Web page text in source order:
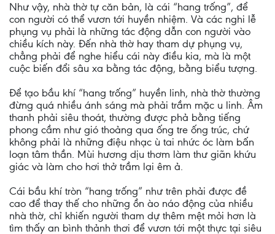
Như vậy, nhà thờ tự căn bản, là cái “hang trống”, để
con người có thể vươn tới huyền nhiệm. Và các nghi lễ
phụng vụ phải là những tác động dẫn con người vào
chiều kích này. Ðến nhà thờ hay tham dự phụng vụ,
chẳng phải để nghe hiểu cái này điều kia, mà là một
cuộc biến đổi sâu xa bằng tác động, bằng biểu tượng.
Ðể tạo bầu khí “hang trống” huyền linh, nhà thờ thường
đừng quá nhiều ánh sáng mà phải trầm mặc u linh. Âm
thanh phải siêu thoát, thường được phả bằng tiếng
phong cầm như gió thoảng qua ống tre ống trúc, chứ
không phải là những điệu nhạc ù tai nhức óc làm bấn
loạn tâm thần. Mùi hương dịu thơm làm thư giãn khứu
giác và làm cho hơi thở trầm lại êm ả.
Cái bầu khí tròn “hang trống” như trên phải được đề
cao để thay thế cho những ồn ào náo động của nhiều
nhà thờ, chỉ khiến người tham dự thêm mệt mỏi hơn là
tìm thấy an bình thảnh thơi để vươn tới một thực tại siêu